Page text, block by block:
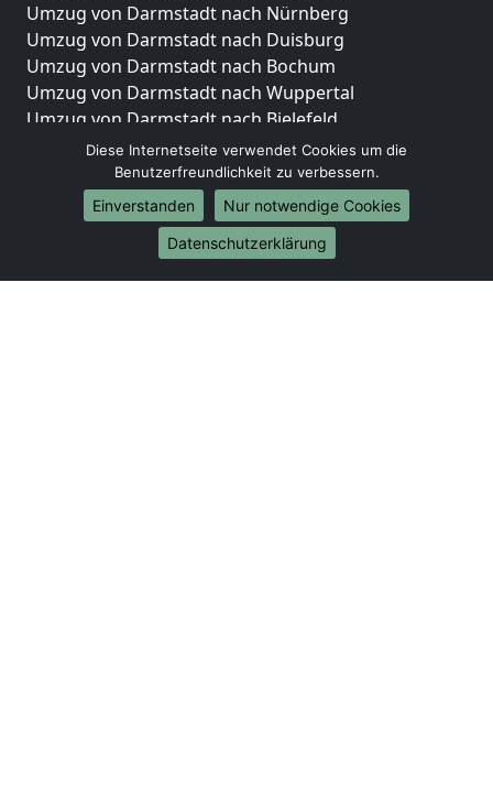
Umzug von Darmstadt nach Nürnberg
Umzug von Darmstadt nach Duisburg
Umzug von Darmstadt nach Bochum
Umzug von Darmstadt nach Wuppertal
Umzug von Darmstadt nach Bielefeld
Umzug von Darmstadt nach Bonn
Umzug von Darmstadt nach Münster
Internationale-Umzüge
Umzug von Darmstadt nach Brasilien
Umzug von Darmstadt nach Brasilien
Diese Internetseite verwendet Cookies um die
Benutzerfreundlichkeit zu verbessern.
Einverstanden
Nur notwendige Cookies
Datenschutzerklärung